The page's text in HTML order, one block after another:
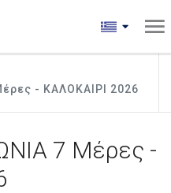
- ΚΑΛΟΚΑΙΡΙ 2026
7 Μέρες -